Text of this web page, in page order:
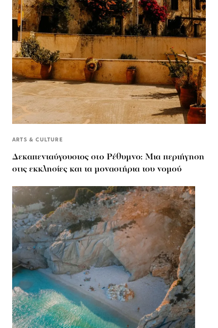
ARTS & CULTURE
Δεκαπενταύγουστος στo Ρέθυμνο: Μια περιήγηση
στις εκκλησίες και τα μοναστήρια του νομού